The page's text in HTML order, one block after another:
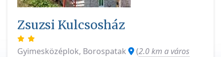
Zsuzsi Kulcsosház
Gyimesközéplok, Borospatak (2.0 km a város